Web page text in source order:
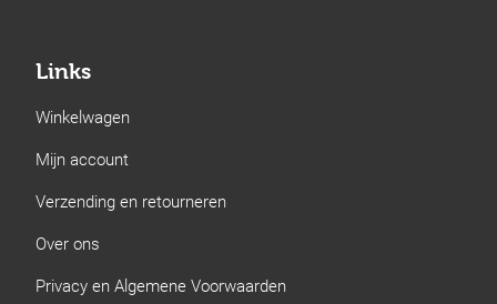
Links
Winkelwagen
Mijn account
Verzending en retourneren
Over ons
Privacy en Algemene Voorwaarden